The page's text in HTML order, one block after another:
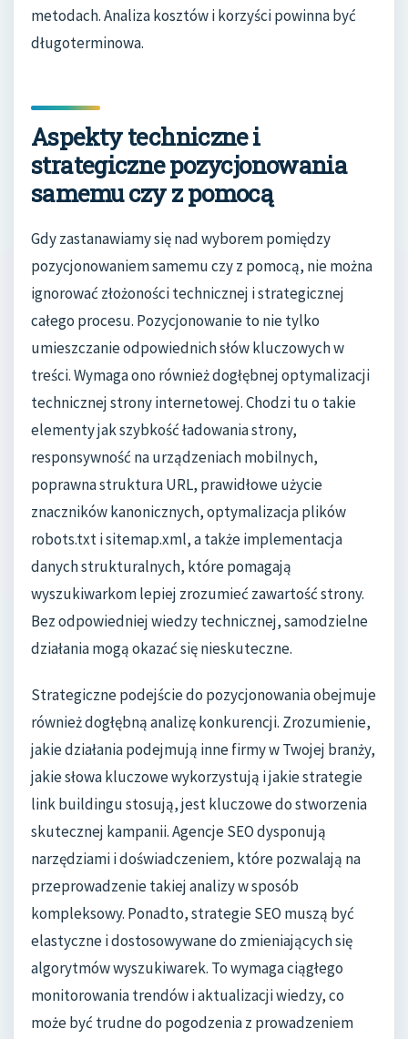
metodach. Analiza kosztów i korzyści powinna być
długoterminowa.
Aspekty techniczne i
strategiczne pozycjonowania
samemu czy z pomocą
Gdy zastanawiamy się nad wyborem pomiędzy
pozycjonowaniem samemu czy z pomocą, nie można
ignorować złożoności technicznej i strategicznej
całego procesu. Pozycjonowanie to nie tylko
umieszczanie odpowiednich słów kluczowych w
treści. Wymaga ono również dogłębnej optymalizacji
technicznej strony internetowej. Chodzi tu o takie
elementy jak szybkość ładowania strony,
responsywność na urządzeniach mobilnych,
poprawna struktura URL, prawidłowe użycie
znaczników kanonicznych, optymalizacja plików
robots.txt i sitemap.xml, a także implementacja
danych strukturalnych, które pomagają
wyszukiwarkom lepiej zrozumieć zawartość strony.
Bez odpowiedniej wiedzy technicznej, samodzielne
działania mogą okazać się nieskuteczne.
Strategiczne podejście do pozycjonowania obejmuje
również dogłębną analizę konkurencji. Zrozumienie,
jakie działania podejmują inne firmy w Twojej branży,
jakie słowa kluczowe wykorzystują i jakie strategie
link buildingu stosują, jest kluczowe do stworzenia
skutecznej kampanii. Agencje SEO dysponują
narzędziami i doświadczeniem, które pozwalają na
przeprowadzenie takiej analizy w sposób
kompleksowy. Ponadto, strategie SEO muszą być
elastyczne i dostosowywane do zmieniających się
algorytmów wyszukiwarek. To wymaga ciągłego
monitorowania trendów i aktualizacji wiedzy, co
może być trudne do pogodzenia z prowadzeniem